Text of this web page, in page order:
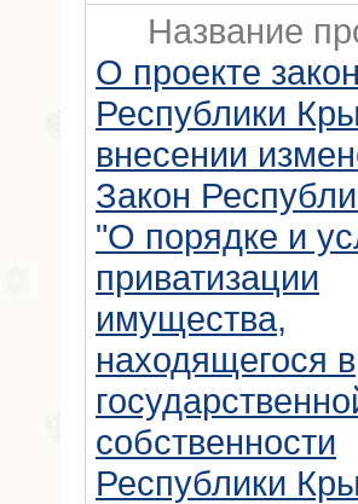
Название
О проекте
Республики
внесении
Закон
"О порядке и
приватизации
имущества,
находящегося в
собственности
Республики